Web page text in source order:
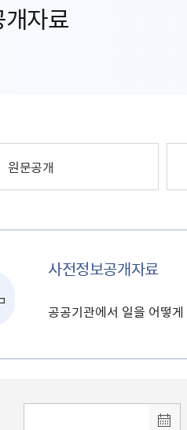
자료
원문공개
사전정보공개자료
공공기관에서 일을 어떻